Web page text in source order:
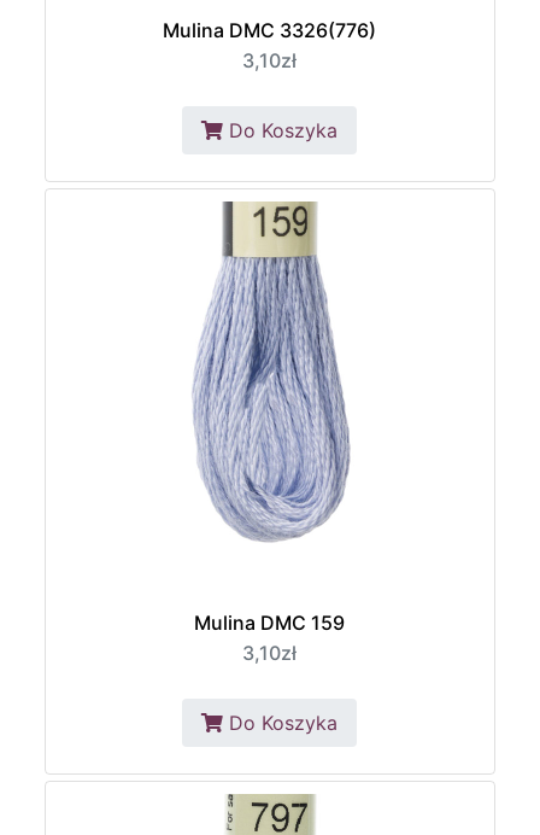
Mulina DMC 3326(776)
3,10zł
Do Koszyka
Mulina DMC 159
3,10zł
Do Koszyka